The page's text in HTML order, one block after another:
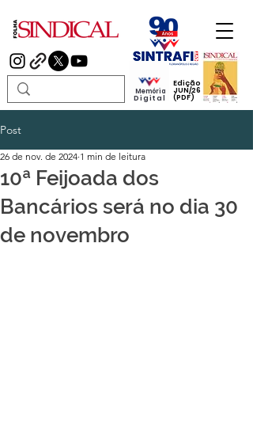
Edição
JUN/26
(PDF)
Memória
Digital
Post
10ª Feijoada dos
Bancários será no dia 30
de novembro
26 de nov. de 2024 1 min de leitura